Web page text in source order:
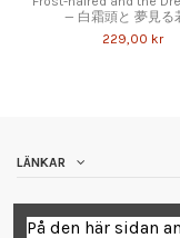
— 白霜頭と 夢見る
229,00 kr
LÄNKAR
På den här sidan